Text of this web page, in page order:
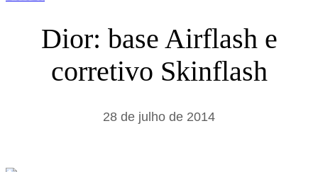
Dior: base Airflash e
corretivo Skinflash
28 de julho de 2014